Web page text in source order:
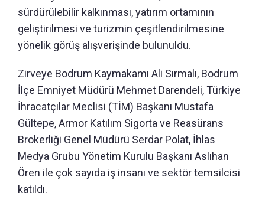
sürdürülebilir kalkınması, yatırım ortamının
geliştirilmesi ve turizmin çeşitlendirilmesine
yönelik görüş alışverişinde bulunuldu.
Zirveye Bodrum Kaymakamı Ali Sırmalı, Bodrum
İlçe Emniyet Müdürü Mehmet Darendeli, Türkiye
İhracatçılar Meclisi (TİM) Başkanı Mustafa
Gültepe, Armor Katılım Sigorta ve Reasürans
Brokerliği Genel Müdürü Serdar Polat, İhlas
Medya Grubu Yönetim Kurulu Başkanı Aslıhan
Ören ile çok sayıda iş insanı ve sektör temsilcisi
katıldı.